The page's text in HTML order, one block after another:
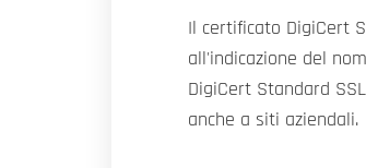
Il certificato DigiCert
all'indicazione del
DigiCert Standard
anche a siti aziendali.